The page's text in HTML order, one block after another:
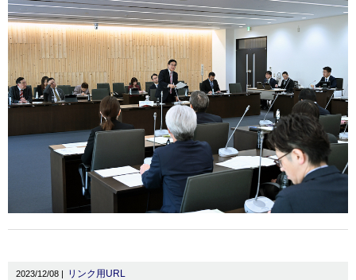
2023/12/08 | リンク用URL